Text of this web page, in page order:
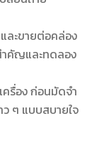
ละขายต่อคล่อง
ำคัญและทดลอง
ครื่อง ก่อนมัดจำ
ๆ แบบสบายใจ